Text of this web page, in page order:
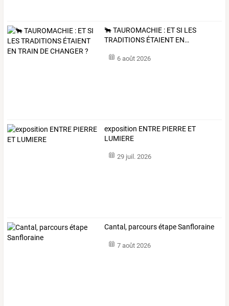
🐂TAUROMACHIE : ETSI LES
TRADITIONS ÉTAIENT EN…
6 août 2026
exposition ENTRE PIERRE ET
LUMIERE
29 juil. 2026
Cantal, parcours étape Sanfloraine
7 août 2026